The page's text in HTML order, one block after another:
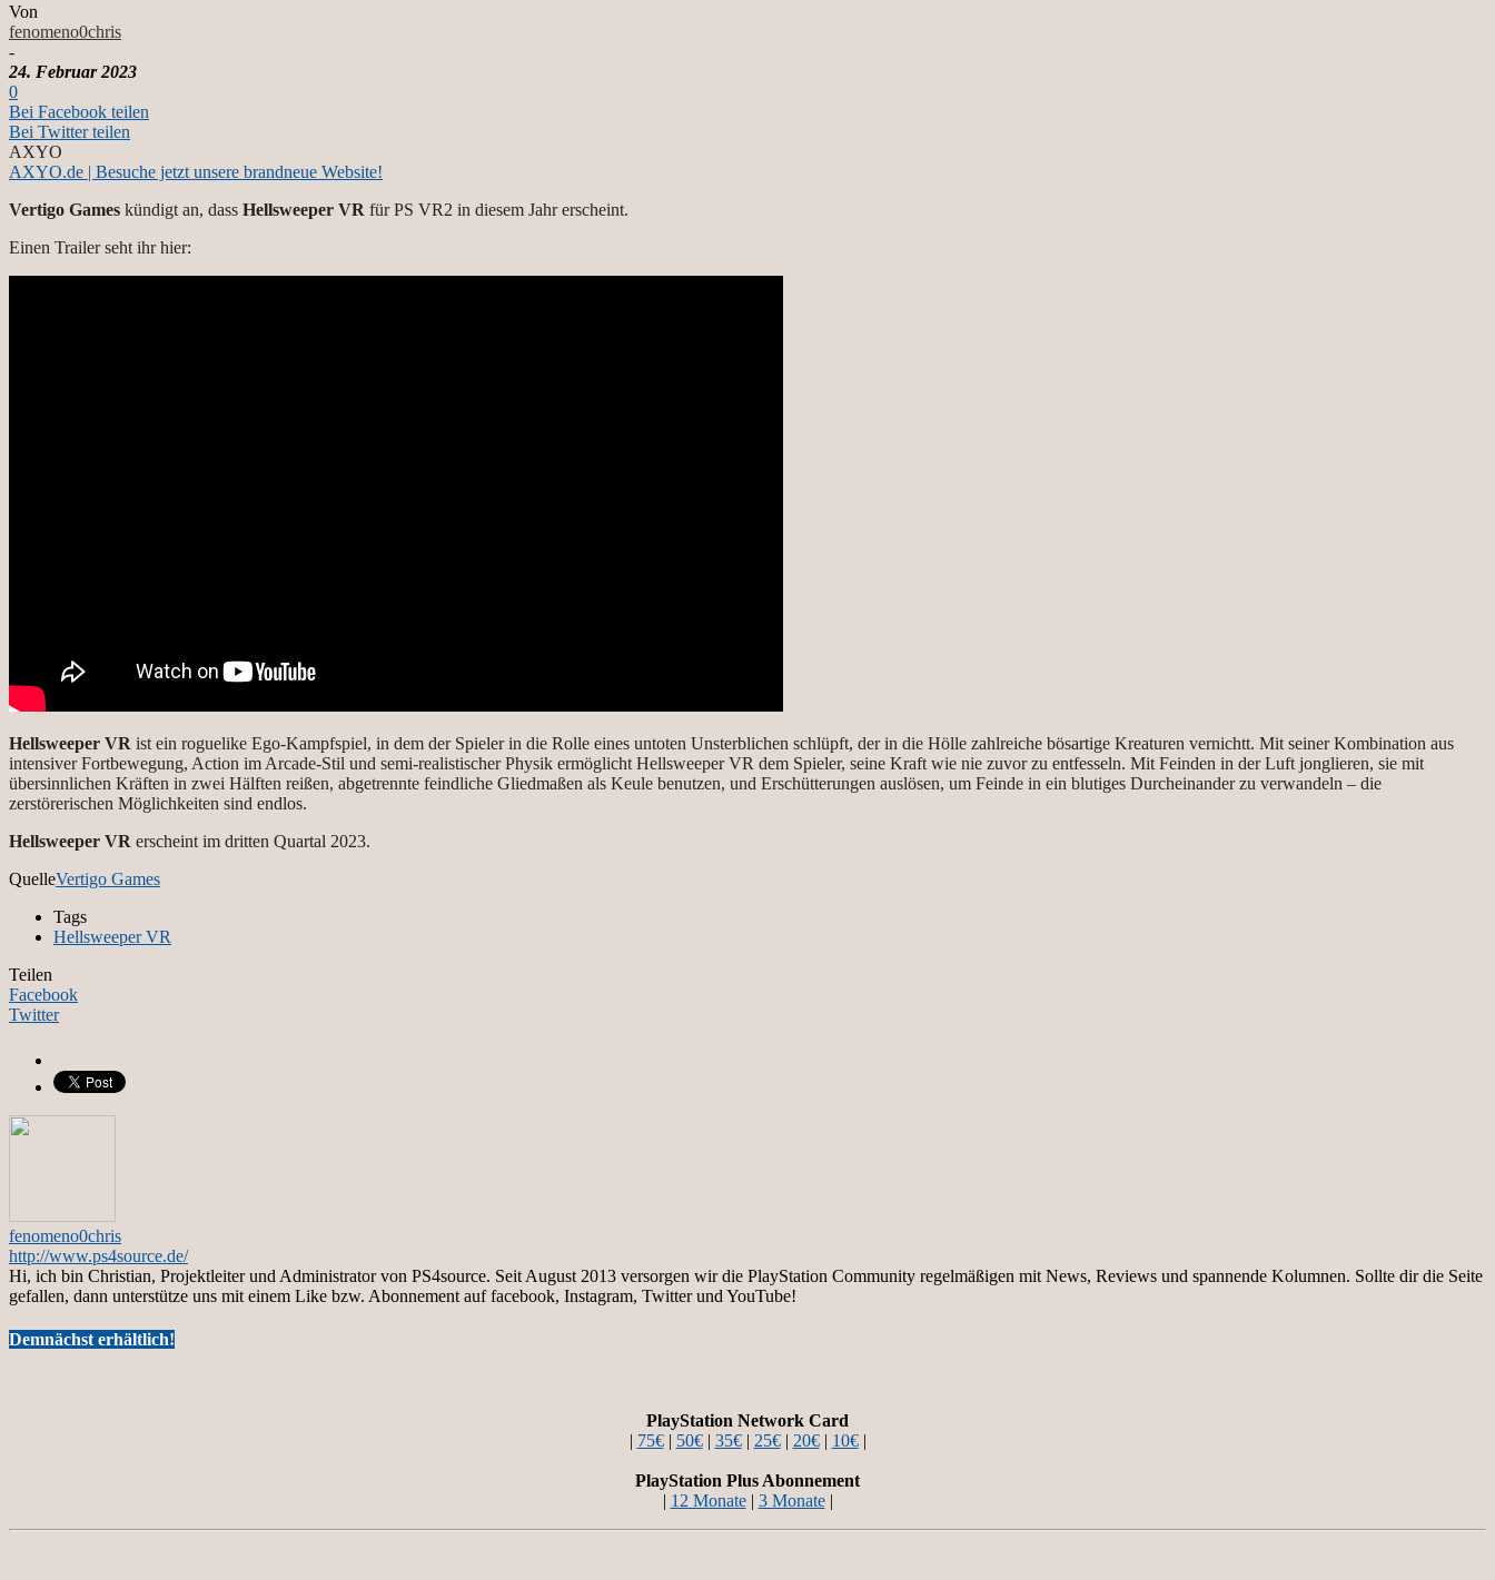
Von
fenomeno0chris
-
24. Februar 2023
0
Bei Facebook teilen
Bei Twitter teilen
AXYO
AXYO.de | Besuche jetzt unsere brandneue Website!
Vertigo Games kündigt an, dass Hellsweeper VR für PS VR2 in diesem Jahr erscheint.
Einen Trailer seht ihr hier:
Hellsweeper VR ist ein roguelike Ego-Kampfspiel, in dem der Spieler in die Rolle eines untoten Unsterblichen schlüpft, der in die Hölle zahlreiche bösartige Kreaturen vernichtt. Mit seiner Kombination aus
intensiver Fortbewegung, Action im Arcade-Stil und semi-realistischer Physik ermöglicht Hellsweeper VR dem Spieler, seine Kraft wie nie zuvor zu entfesseln. Mit Feinden in der Luft jonglieren, sie mit
übersinnlichen Kräften in zwei Hälften reißen, abgetrennte feindliche Gliedmaßen als Keule benutzen, und Erschütterungen auslösen, um Feinde in ein blutiges Durcheinander zu verwandeln – die
zerstörerischen Möglichkeiten sind endlos.
Hellsweeper VR erscheint im dritten Quartal 2023.
QuelleVertigo Games
Tags
Hellsweeper VR
Teilen
Facebook
Twitter
fenomeno0chris
http://www.ps4source.de/
Hi, ich bin Christian, Projektleiter und Administrator von PS4source. Seit August 2013 versorgen wir die PlayStation Community regelmäßigen mit News, Reviews und spannende Kolumnen. Sollte dir die Seite
gefallen, dann unterstütze uns mit einem Like bzw. Abonnement auf facebook, Instagram, Twitter und YouTube!
Demnächst erhältlich!
PlayStation Network Card
| 75€| 50€| 35€| 25€| 20€| 10€|
PlayStation Plus Abonnement
| 12 Monate| 3 Monate|